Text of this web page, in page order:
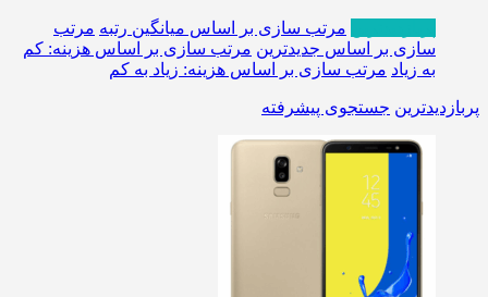
مرتب سازی بر اساس میانگین رتبه مرتب
سازی بر اساس جدیدترین مرتب سازی بر اساس هزینه: کم
به زیاد مرتب سازی بر اساس هزینه: زیاد به کم
پربازدیدترین جستجوی پیشرفته